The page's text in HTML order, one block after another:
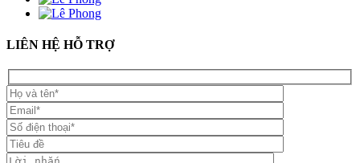
LIÊN HỆ HỖ TRỢ